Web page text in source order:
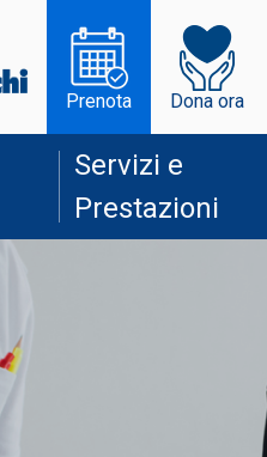
Prenota Dona ora
Servizi e
Prestazioni